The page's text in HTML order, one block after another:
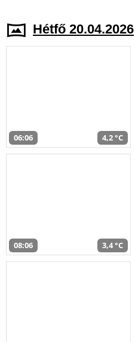
Hétfő 20.04.2026
06:06 4,2 °C
08:06 3,4 °C